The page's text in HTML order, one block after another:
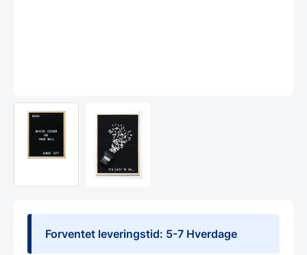
Forventet leveringstid: 5-7 Hverdage